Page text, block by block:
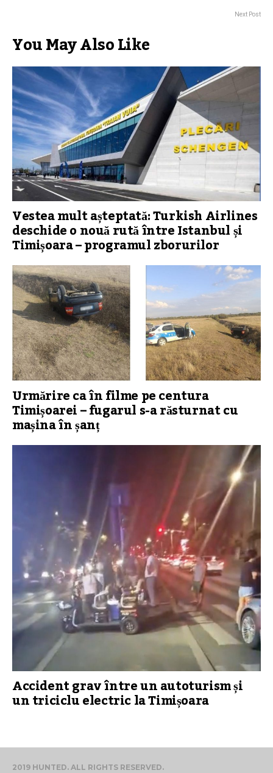
Next Post
You May Also Like
Vestea mult așteptată: Turkish Airlines
deschide o nouă rută între Istanbul și
Timișoara – programul zborurilor
Urmărire ca în filme pe centura
Timișoarei – fugarul s-a răsturnat cu
mașina în șanț
Accident grav între un autoturism și
un triciclu electric la Timișoara
2019 HUNTED. ALL RIGHTS RESERVED.